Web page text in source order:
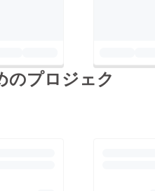
のプロジェク